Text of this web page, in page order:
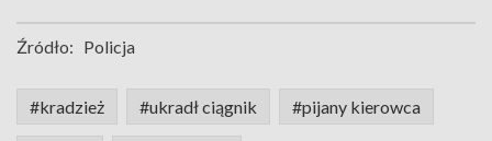
Źródło: Policja
#kradzież #ukradł ciągnik #pijany kierowca